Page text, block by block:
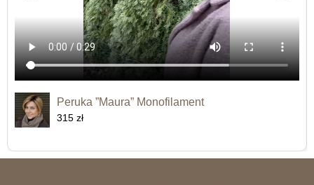
Peruka ”Maura” Monofilament
315 zł